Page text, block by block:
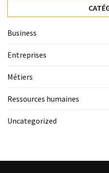
Business
Entreprises
Métiers
Ressources humaines
Uncategorized